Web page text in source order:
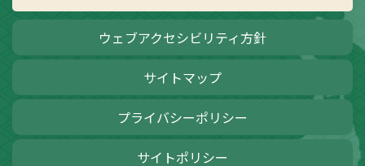
ウェブアクセシビリティ方針
サイトマップ
プライバシーポリシー
サイトポリシー